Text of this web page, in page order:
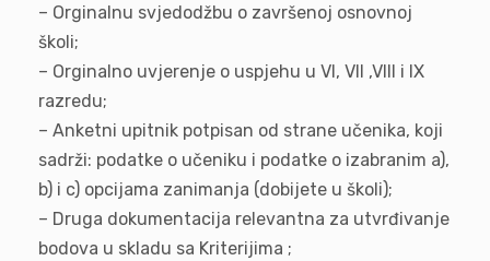
– Orginalnu svjedodžbu o završenoj osnovnoj
školi;
– Orginalno uvjerenje o uspjehu u VI, VII ,VIII i IX
razredu;
– Anketni upitnik potpisan od strane učenika, koji
sadrži: podatke o učeniku i podatke o izabranim a),
b) i c) opcijama zanimanja (dobijete u školi);
– Druga dokumentacija relevantna za utvrđivanje
bodova u skladu sa Kriterijima ;